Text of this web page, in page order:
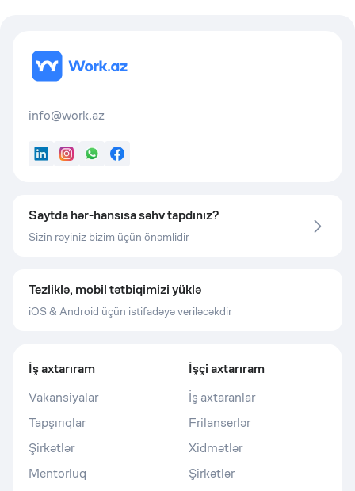
info@work.az
LinkedInInstagram
WhatsApp
Facebook
Saytda hər-hansısa səhv tapdınız?
Sizin rəyiniz bizim üçün önəmlidir
Tezliklə, mobil tətbiqimizi yüklə
iOS & Android üçün istifadəyə veriləcəkdir
İş axtarıram
Vakansiyalar
Tapşırıqlar
Şirkətlər
Mentorluq
İşçi axtarıram
İş axtaranlar
Frilanserlər
Xidmətlər
Şirkətlər